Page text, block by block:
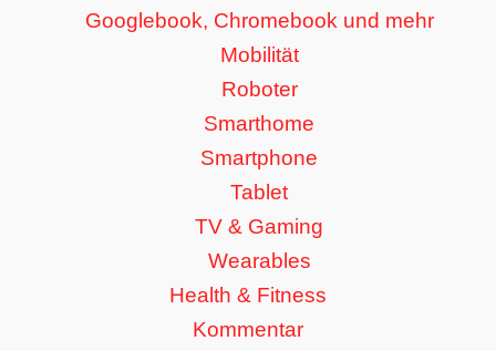
Googlebook, Chromebook und mehr
Mobilität
Roboter
Smarthome
Smartphone
Tablet
TV & Gaming
Wearables
Health & Fitness
Kommentar